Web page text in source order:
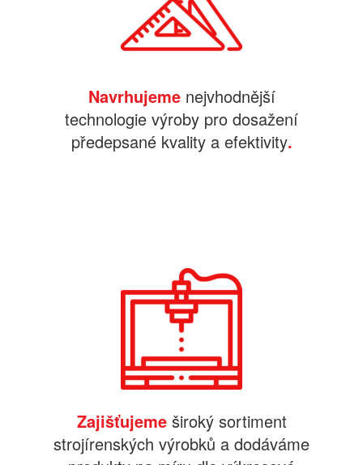
Navrhujeme nejvhodnější
technologie výroby pro dosažení
předepsané kvality a efektivity.
Zajišťujeme široký sortiment
strojírenských výrobků a dodáváme